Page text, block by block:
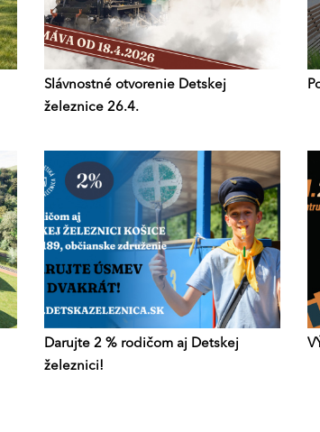
Slávnostné otvorenie Detskej
železnice 26.4.
Darujte 2 % rodičom aj Detskej
železnici!